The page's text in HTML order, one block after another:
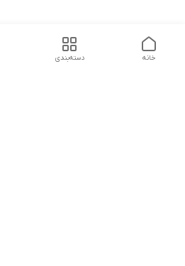
دسته‌بندی خانه